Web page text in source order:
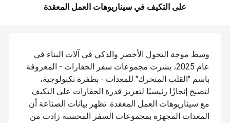
على التكيف في سيناريوهات العمل المعقدة
وسط موجة التحول الأخضر والذكي في آلات البناء في
عام 2025، بشرت مجموعات سفر الحفارات - المعروفة
باسم "القلب المتحرك" للمعدات - بطفرة تكنولوجية،
لتصبح إنجازًا رئيسيًا لتعزيز قدرة الحفارات على التكيف
مع سيناريوهات العمل المعقدة. تظهر بيانات الصناعة أن
المعدات المجهزة بمجموعات السفر المحسنة زادت من